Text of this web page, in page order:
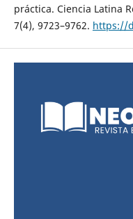
práctica. Ciencia Latina
7(4), 9723–9762. https://